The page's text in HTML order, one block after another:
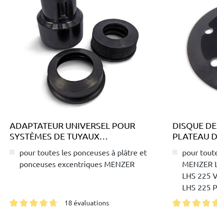
ADAPTATEUR UNIVERSEL POUR
SYSTÈMES DE TUYAUX
pour toutes les ponceuses à plâtre et
ponceuses excentriques MENZER
18 évaluations
DISQUE
PLATEAU
pour
MENZER
LHS 225
LHS 225
TBS 225
TSW 225